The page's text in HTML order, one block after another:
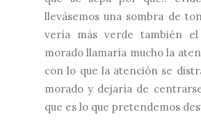
llevásemos una sombra de
vería más verde también
morado llamaría mucho la
con lo que la atención se
morado y dejaría de
que es lo que pretendemos